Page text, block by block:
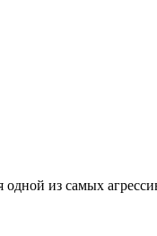
одной из самых